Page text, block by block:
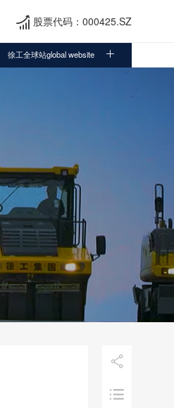
 股票代码：000425.SZ
徐工全球站global website 

